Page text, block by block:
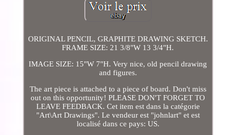
ORIGINAL PENCIL, GRAPHITE DRAWING SKETCH.
FRAME SIZE: 21 3/8"W 13 3/4"H.
IMAGE SIZE: 15"W 7"H. Very nice, old pencil drawing
and figures.
The art piece is attached to a piece of board. Don't miss
out on this opportunity! PLEASE DON'T FORGET TO
LEAVE FEEDBACK. Cet item est dans la catégorie
"Art\Art Drawings". Le vendeur est "johnlart" et est
localisé dans ce pays: US.